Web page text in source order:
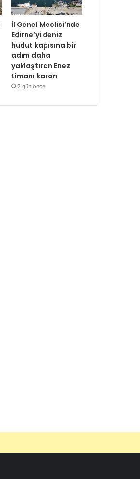
İl Genel Meclisi’nde
Edirne’yi deniz
hudut kapısına bir
adım daha
yaklaştıran Enez
Limanı kararı
2 gün önce